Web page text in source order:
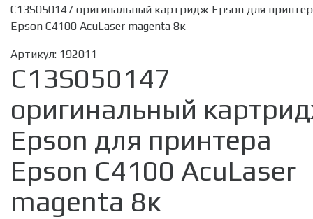
C13S050147 оригинальный картридж Epson для
Epson C4100 AcuLaser magenta 8к
Артикул: 192011
C13S050147
оригинальный
Epson для принтера
Epson C4100 AcuLaser
magenta 8к